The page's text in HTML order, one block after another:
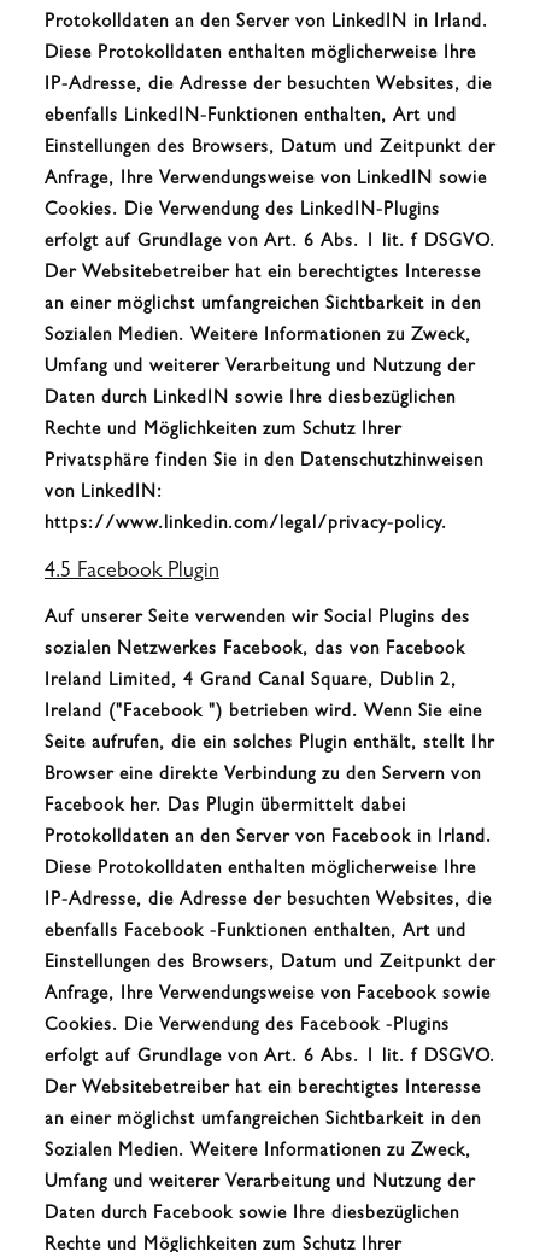
Protokolldaten an den Server von LinkedIN in Irland.
Diese Protokolldaten enthalten möglicherweise Ihre
IP-Adresse, die Adresse der besuchten Websites, die
ebenfalls LinkedIN-Funktionen enthalten, Art und
Einstellungen des Browsers, Datum und Zeitpunkt der
Anfrage, Ihre Verwendungsweise von LinkedIN sowie
Cookies. Die Verwendung des LinkedIN-Plugins
erfolgt auf Grundlage von Art. 6 Abs. 1 lit. f DSGVO.
Der Websitebetreiber hat ein berechtigtes Interesse
an einer möglichst umfangreichen Sichtbarkeit in den
Sozialen Medien. Weitere Informationen zu Zweck,
Umfang und weiterer Verarbeitung und Nutzung der
Daten durch LinkedIN sowie Ihre diesbezüglichen
Rechte und Möglichkeiten zum Schutz Ihrer
Privatsphäre finden Sie in den Datenschutzhinweisen
von LinkedIN:
https://www.linkedin.com/legal/privacy-policy.
4.5 Facebook Plugin
Auf unserer Seite verwenden wir Social Plugins des
sozialen Netzwerkes Facebook, das von Facebook
Ireland Limited, 4 Grand Canal Square, Dublin 2,
Ireland ("Facebook ") betrieben wird. Wenn Sie eine
Seite aufrufen, die ein solches Plugin enthält, stellt Ihr
Browser eine direkte Verbindung zu den Servern von
Facebook her. Das Plugin übermittelt dabei
Protokolldaten an den Server von Facebook in Irland.
Diese Protokolldaten enthalten möglicherweise Ihre
IP-Adresse, die Adresse der besuchten Websites, die
ebenfalls Facebook -Funktionen enthalten, Art und
Einstellungen des Browsers, Datum und Zeitpunkt der
Anfrage, Ihre Verwendungsweise von Facebook sowie
Cookies. Die Verwendung des Facebook -Plugins
erfolgt auf Grundlage von Art. 6 Abs. 1 lit. f DSGVO.
Der Websitebetreiber hat ein berechtigtes Interesse
an einer möglichst umfangreichen Sichtbarkeit in den
Sozialen Medien. Weitere Informationen zu Zweck,
Umfang und weiterer Verarbeitung und Nutzung der
Daten durch Facebook sowie Ihre diesbezüglichen
Rechte und Möglichkeiten zum Schutz Ihrer